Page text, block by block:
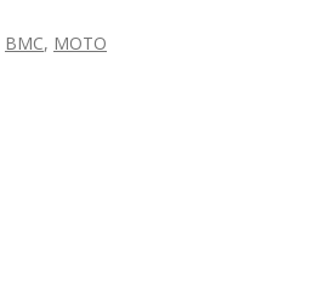
BMC, MOTO